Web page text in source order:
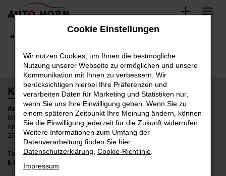
Zum
springen
Fahrzeugbestand
KONTAKT
Auto Horn e.K.
Inhaber: Tim Wulf
Am Nordkreuz 10
26180 Rastede
Tel.:
+49 4402 939 47 80
E-Mail:
Cookie Einstellungen
Wir nutzen Cookies, um Ihnen die bestmögliche
Nutzung unserer Webseite zu ermöglichen und unsere
Kommunikation mit Ihnen zu verbessern. Wir
berücksichtigen hierbei Ihre Präferenzen und
verarbeiten Daten für Marketing und Statistiken nur,
wenn Sie uns Ihre Einwilligung geben. Wenn Sie zu
einem späteren Zeitpunkt Ihre Meinung ändern, können
Sie die Einwilligung jederzeit für die Zukunft widerrufen.
Weitere Informationen zum Umfang der
Datenverarbeitung finden Sie hier:
Datenschutzerklärung Cookie-Richtlinie
Impressum